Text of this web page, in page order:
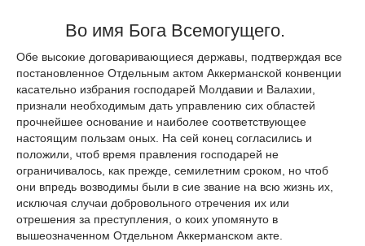
Во имя Бога Всемогущего.
Обе высокие договаривающиеся державы, подтверждая все
постановленное Отдельным актом Аккерманской конвенции
касательно избрания господарей Молдавии и Валахии,
признали необходимым дать управлению сих областей
прочнейшее основание и наиболее соответствующее
настоящим пользам оных. На сей конец согласились и
положили, чтоб время правления господарей не
ограничивалось, как прежде, семилетним сроком, но чтоб
они впредь возводимы были в сие звание на всю жизнь их,
исключая случаи добровольного отречения их или
отрешения за преступления, о коих упомянуто в
вышеозначенном Отдельном Аккерманском акте.